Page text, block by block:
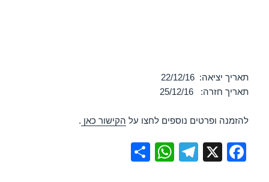
תאריך יציאה: 22/12/16
תאריך חזרה: 25/12/16
להזמנה ופרטים נוספים לחצו על הקישור כאן .
F
X
T
W